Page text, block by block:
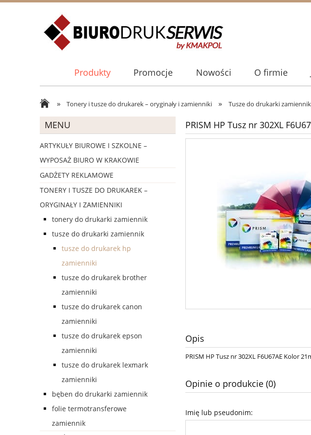
Produkty Promocje Nowości O firmie
» Tonery i tusze do drukarek – oryginały i zamienniki » Tusze do drukarki zamiennik
MENU
ARTYKUŁY BIUROWE I SZKOLNE –
WYPOSAŻ BIURO W KRAKOWIE
GADŻETY REKLAMOWE
TONERY I TUSZE DO DRUKAREK –
ORYGINAŁY I ZAMIENNIKI
tonery do drukarki zamiennik
tusze do drukarki zamiennik
tusze do drukarek hp
zamienniki
tusze do drukarek brother
zamienniki
tusze do drukarek canon
zamienniki
tusze do drukarek epson
zamienniki
tusze do drukarek lexmark
zamienniki
bęben do drukarki zamiennik
folie termotransferowe
zamiennik
PRISM HP Tusz nr 302XL
Opis
PRISM HP Tusz nr 302XL F6U67AE Kolor
Opinie o produkcie (0)
Imię lub pseudonim: